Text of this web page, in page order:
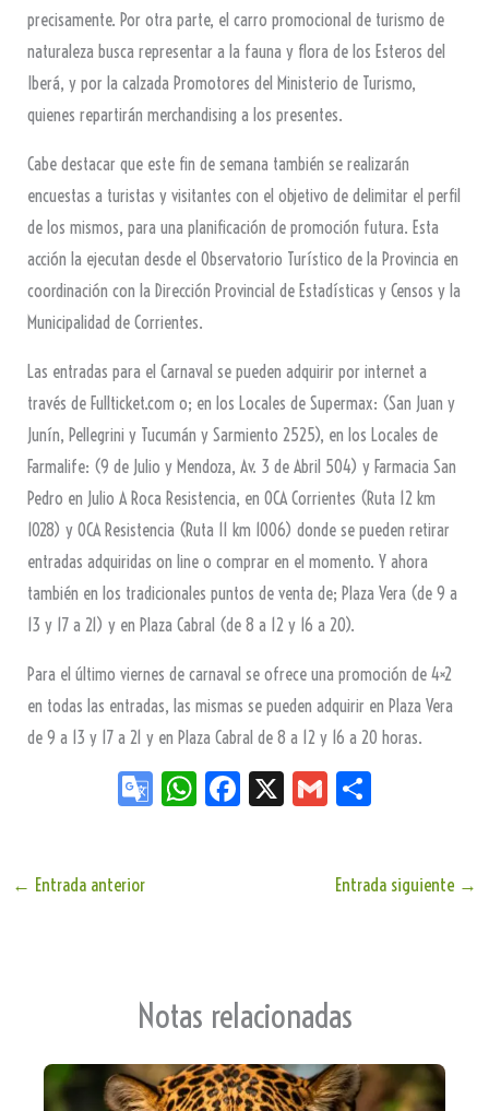
precisamente. Por otra parte, el carro promocional de turismo de
naturaleza busca representar a la fauna y flora de los Esteros del
Iberá, y por la calzada Promotores del Ministerio de Turismo,
quienes repartirán merchandising a los presentes.
Cabe destacar que este fin de semana también se realizarán
encuestas a turistas y visitantes con el objetivo de delimitar el perfil
de los mismos, para una planificación de promoción futura. Esta
acción la ejecutan desde el Observatorio Turístico de la Provincia en
coordinación con la Dirección Provincial de Estadísticas y Censos y la
Municipalidad de Corrientes.
Las entradas para el Carnaval se pueden adquirir por internet a
través de Fullticket.com o; en los Locales de Supermax: (San Juan y
Junín, Pellegrini y Tucumán y Sarmiento 2525), en los Locales de
Farmalife: (9 de Julio y Mendoza, Av. 3 de Abril 504) y Farmacia San
Pedro en Julio A Roca Resistencia, en OCA Corrientes (Ruta 12 km
1028) y OCA Resistencia (Ruta 11 km 1006) donde se pueden retirar
entradas adquiridas on line o comprar en el momento. Y ahora
también en los tradicionales puntos de venta de; Plaza Vera (de 9 a
13 y 17 a 21) y en Plaza Cabral (de 8 a 12 y 16 a 20).
Para el último viernes de carnaval se ofrece una promoción de 4×2
en todas las entradas, las mismas se pueden adquirir en Plaza Vera
de 9 a 13 y 17 a 21 y en Plaza Cabral de 8 a 12 y 16 a 20 horas.
Go
te
W
Fa
X
G
← Entrada anterior Entrada siguiente →
Notas relacionadas